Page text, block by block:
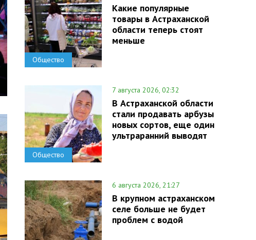
Общество
Какие популярные
товары в Астраханской
области теперь стоят
меньше
Общество
7 августа 2026, 02:32
В Астраханской области
стали продавать арбузы
новых сортов, еще один
ультраранний выводят
6 августа 2026, 21:27
В крупном астраханском
селе больше не будет
проблем с водой